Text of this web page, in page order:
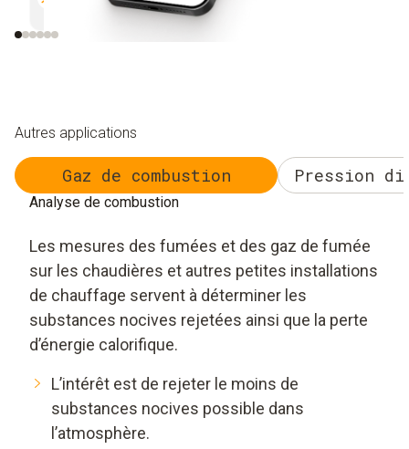
Efficace et sûr
Autres applications
Gaz de combustion Pression
Analyse de combustion
Les mesures des fumées et des gaz de fumée
sur les chaudières et autres petites installations
de chauffage servent à déterminer les
substances nocives rejetées ainsi que la perte
d’énergie calorifique.
L’intérêt est de rejeter le moins de
substances nocives possible dans
l’atmosphère.